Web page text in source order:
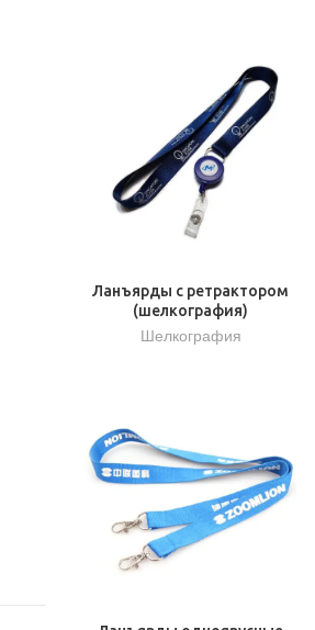
Ланъярды с ретрактором
(шелкография)
Шелкография